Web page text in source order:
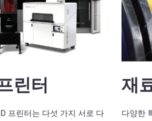
린터
프린터는 다섯 가지 서로 다
재
다양한